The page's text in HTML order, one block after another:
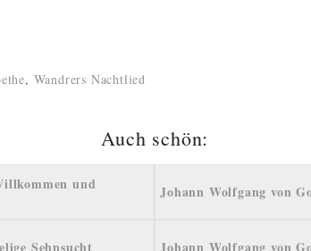
, Wandrers Nachtlied
Auch schön:
und
Johann Wolfgang von
Sehnsucht Johann Wolfgang von